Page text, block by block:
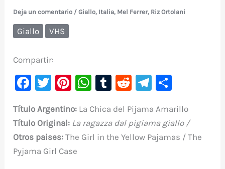
Deja un comentario /Giallo, Italia, Mel Ferrer, Riz Ortolani
Giallo VHS
Compartir:
F
c
e
b
T
it
te
r
Pi
er
e
st
W
at
s
T
m
bl
R
d
di
Te
gr
a
m
m
p
ar
Título Argentino: La Chica del Pijama Amarillo
Título Original: La ragazza dal pigiama giallo/
Otros paises: The Girl in the Yellow Pajamas / The
Pyjama Girl Case